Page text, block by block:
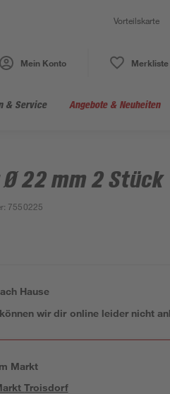
Vorteilskarte
Mein Konto Merkliste
& Service Angebote & Neuheiten
22 mm 2 Stück
: 7550225
Hause
wir dir online leider nicht
Markt
Troisdorf